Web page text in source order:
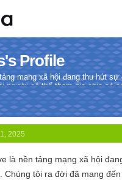
Profile
mạng xã hội đang thu hút
người có thể tham gia chia sẻ
2025
là nền tảng mạng xã hội
Chúng tôi ra đời đã mang